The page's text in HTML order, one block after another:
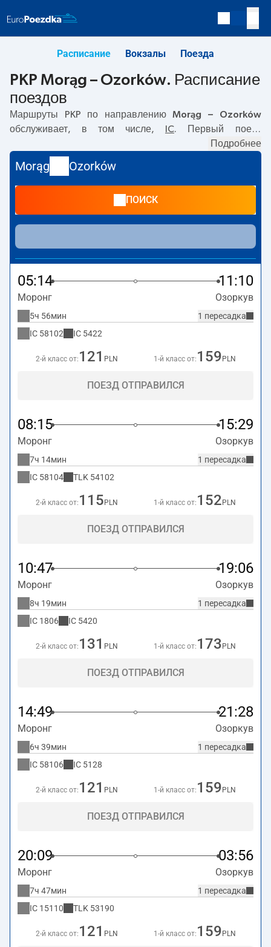
Расписание Вокзалы Поезда
PKP Morąg – Ozorków. Расписание
поездов
Маршруты PKP по направлению Morąg – Ozorków
обслуживает, в том числе,
IC. Первый поезд
Morąg–Ozorkówтакже курсируют другие поезда:
предлагают более низкую цену билета и, как правило,
более долгое время в пути. Поезд заканчивает маршрут
на станции Ozorków.
Подробнее
Morąg Ozorków
ПОИСК
05:14 11:10
Моронг Озоркув
1 пересадка
5ч 56мин
IC 58102 IC 5422
2-й класс от: 121 PLN 1-й класс от: 159 PLN
ПОЕЗД ОТПРАВИЛСЯ
08:15 15:29
Моронг Озоркув
1 пересадка
7ч 14мин
IC 58104 TLK 54102
2-й класс от: 115 PLN 1-й класс от: 152 PLN
ПОЕЗД ОТПРАВИЛСЯ
10:47 19:06
Моронг Озоркув
1 пересадка
8ч 19мин
IC 1806 IC 5420
2-й класс от: 131 PLN 1-й класс от: 173 PLN
ПОЕЗД ОТПРАВИЛСЯ
14:49 21:28
Моронг Озоркув
1 пересадка
6ч 39мин
IC 58106 IC 5128
2-й класс от: 121 PLN 1-й класс от: 159 PLN
ПОЕЗД ОТПРАВИЛСЯ
20:09 03:56
Моронг Озоркув
1 пересадка
7ч 47мин
IC 15110 TLK 53190
2-й класс от: 121 PLN 1-й класс от: 159 PLN